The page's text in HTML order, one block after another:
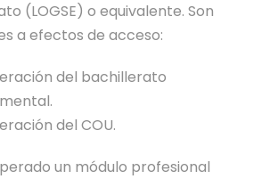
(LOGSE) o equivalente. Son
a efectos de acceso:
del bachillerato
del COU.
un módulo profesional